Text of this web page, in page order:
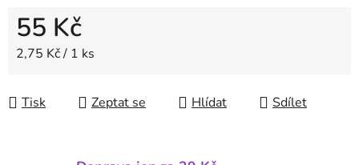
55 Kč
Měrná cena:
2,75 Kč / 1 ks
Tisk Zeptat se Hlídat Sdílet